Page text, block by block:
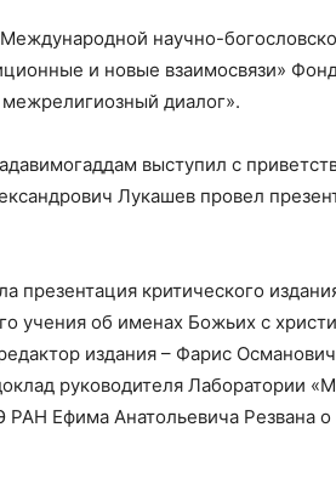
Международной научно-
и новые взаимосвязи»
диалог».
выступил с
Лукашев провел
критического
учения об именах Божьих с
издания – Фарис
руководителя Лаборатории
Ефима Анатольевича Резвана